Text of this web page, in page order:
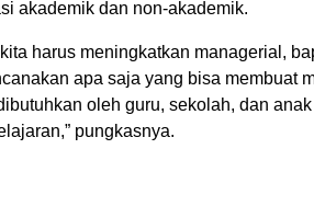
akademik dan non-akademik.
kita harus meningkatkan managerial,
apa saja yang bisa membuat
oleh guru, sekolah, dan
pungkasnya.